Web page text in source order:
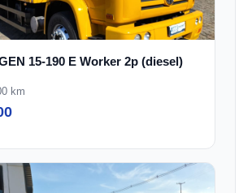
15-190 E Worker 2p (diesel)
km